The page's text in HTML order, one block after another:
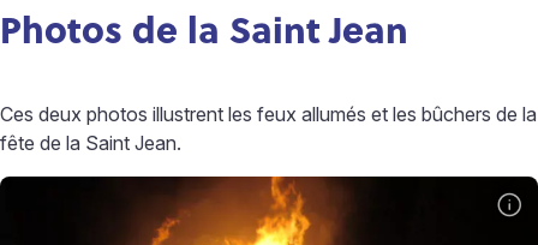
Photos de la Saint Jean
Ces deux photos illustrent les feux allumés et les bûchers de la
fête de la Saint Jean.